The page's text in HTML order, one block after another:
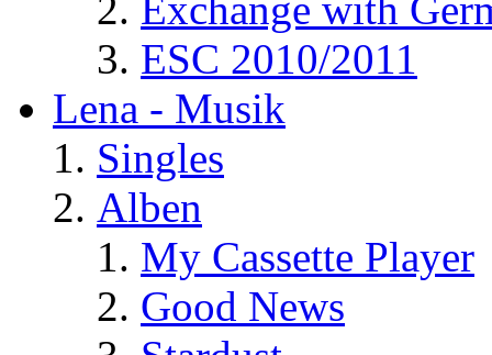
ESC 2010/2011
Lena - Musik
Singles
Alben
My Cassette Player
Good News